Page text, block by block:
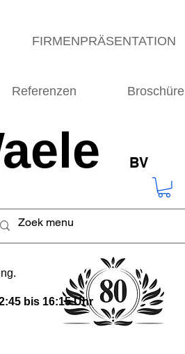
FIRMENPRÄSENTATION
Referenzen Broschüre
BV
bis 16:15 Uhr